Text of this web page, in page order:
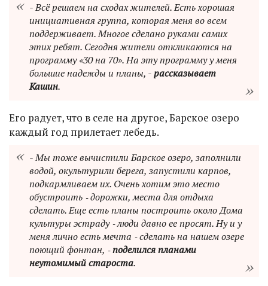
- Всё решаем на сходах жителей. Есть хорошая
инициативная группа, которая меня во всем
поддерживает. Многое сделано руками самих
этих ребят. Сегодня жители откликаются на
программу «30 на 70». На эту программу у меня
большие надежды и планы, -рассказывает
Кашин.
Его радует, что в селе на другое, Барское озеро
каждый год прилетает лебедь.
- Мы тоже вычистили Барское озеро, заполнили
водой, окультурили берега, запустили карпов,
подкармливаем их. Очень хотим это место
обустроить ‑ дорожки, места для отдыха
сделать. Еще есть планы построить около Дома
культуры эстраду ‑ люди давно ее просят. Ну и у
меня лично есть мечта ‑ сделать на нашем озере
поющий фонтан, ‑поделился планами
неутомимый староста.